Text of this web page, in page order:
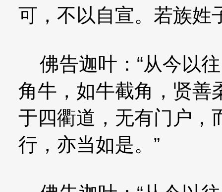
可，不以自宣。若族姓
佛告迦叶：“从今以
角牛，如牛截角，贤善
于四衢道，无有门户，
行，亦当如是。”